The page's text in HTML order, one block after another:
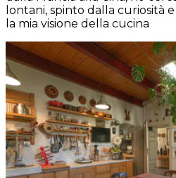
lontani, spinto dalla curiosità
la mia visione della cucina